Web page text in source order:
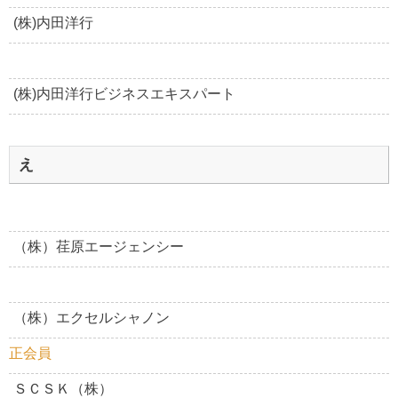
(株)内田洋行
(株)内田洋行ビジネスエキスパート
え
（株）荏原エージェンシー
（株）エクセルシャノン
正会員
ＳＣＳＫ（株）